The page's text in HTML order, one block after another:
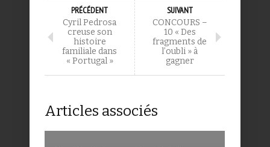
PRÉCÉDENT
Cyril Pedrosa
creuse son
histoire
familiale dans
« Portugal »
SUIVANT
CONCOURS –
10 « Des
fragments de
l’oubli » à
gagner
Articles associés